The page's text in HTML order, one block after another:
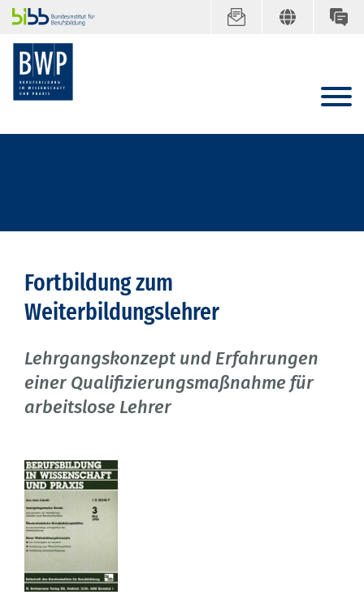
Fortbildung zum
Weiterbildungslehrer
Lehrgangskonzept und Erfahrungen
einer Qualifizierungsmaßnahme für
arbeitslose Lehrer